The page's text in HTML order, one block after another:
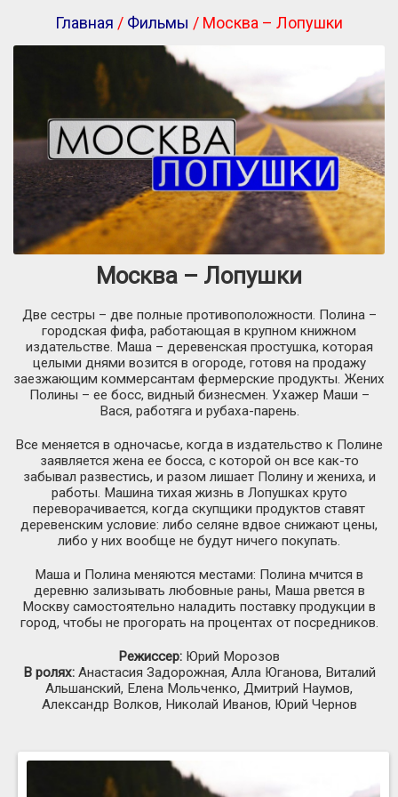
Главная / Фильмы / Москва – Лопушки
Москва – Лопушки
Две сестры – две полные противоположности. Полина –
городская фифа, работающая в крупном книжном
издательстве. Маша – деревенская простушка, которая
целыми днями возится в огороде, готовя на продажу
заезжающим коммерсантам фермерские продукты. Жених
Полины – ее босс, видный бизнесмен. Ухажер Маши –
Вася, работяга и рубаха-парень.
Все меняется в одночасье, когда в издательство к Полине
заявляется жена ее босса, с которой он все как-то
забывал развестись, и разом лишает Полину и жениха, и
работы. Машина тихая жизнь в Лопушках круто
переворачивается, когда скупщики продуктов ставят
деревенским условие: либо селяне вдвое снижают цены,
либо у них вообще не будут ничего покупать.
Маша и Полина меняются местами: Полина мчится в
деревню зализывать любовные раны, Маша рвется в
Москву самостоятельно наладить поставку продукции в
город, чтобы не прогорать на процентах от посредников.
Режиссер: Юрий Морозов
В ролях:Анастасия Задорожная, Алла Юганова, Виталий
Альшанский, Елена Мольченко, Дмитрий Наумов,
Александр Волков, Николай Иванов, Юрий Чернов